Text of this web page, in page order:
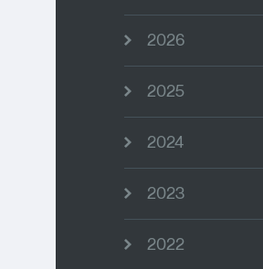
2026
2025
2024
2023
2022